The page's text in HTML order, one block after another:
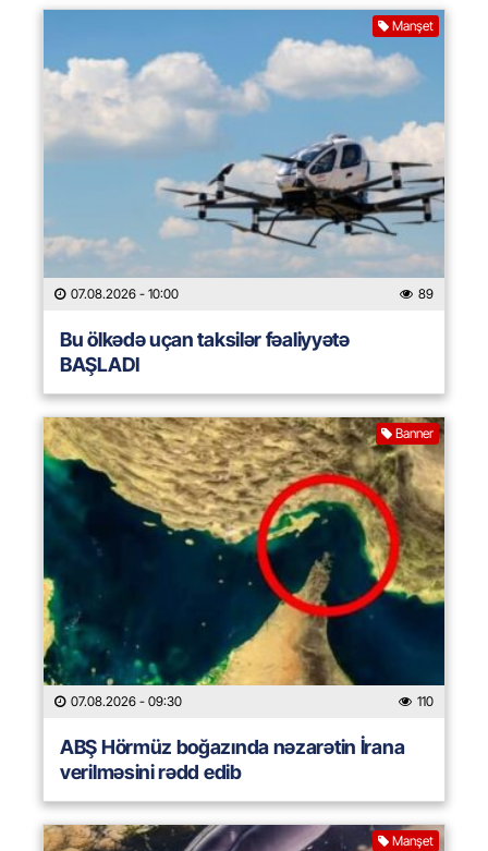
Manşet
07.08.2026 - 10:00 89
Bu ölkədə uçan taksilər fəaliyyətə
BAŞLADI
Banner
07.08.2026 - 09:30 110
ABŞ Hörmüz boğazında nəzarətin İrana
verilməsini rədd edib
Manşet